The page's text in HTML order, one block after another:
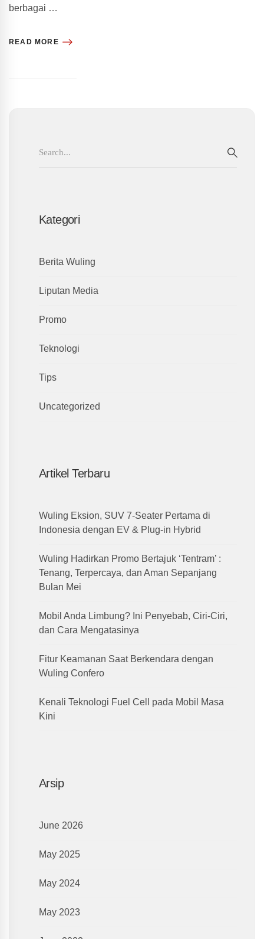
berbagai …
READ MORE
Kategori
Berita Wuling
Liputan Media
Promo
Teknologi
Tips
Uncategorized
Artikel Terbaru
Wuling Eksion, SUV 7-Seater Pertama di
Indonesia dengan EV & Plug-in Hybrid
Wuling Hadirkan Promo Bertajuk ‘Tentram’ :
Tenang, Terpercaya, dan Aman Sepanjang
Bulan Mei
Mobil Anda Limbung? Ini Penyebab, Ciri-Ciri,
dan Cara Mengatasinya
Fitur Keamanan Saat Berkendara dengan
Wuling Confero
Kenali Teknologi Fuel Cell pada Mobil Masa
Kini
Arsip
June 2026
May 2025
May 2024
May 2023